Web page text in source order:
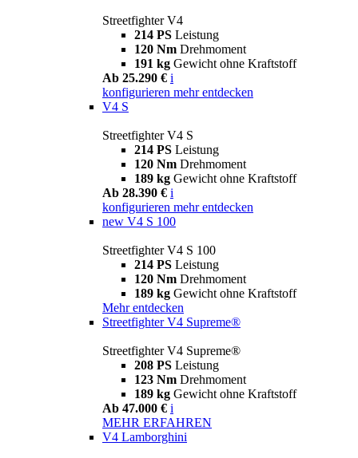
Streetfighter V4
214 PS Leistung
120 Nm Drehmoment
191 kg Gewicht ohne Kraftstoff
Ab 25.290 € i
konfigurieren mehr entdecken
V4 S
Streetfighter V4 S
214 PS Leistung
120 Nm Drehmoment
189 kg Gewicht ohne Kraftstoff
Ab 28.390 € i
konfigurieren mehr entdecken
new V4 S 100
Streetfighter V4 S 100
214 PS Leistung
120 Nm Drehmoment
189 kg Gewicht ohne Kraftstoff
Mehr entdecken
Streetfighter V4 Supreme®
Streetfighter V4 Supreme®
208 PS Leistung
123 Nm Drehmoment
189 kg Gewicht ohne Kraftstoff
Ab 47.000 € i
MEHR ERFAHREN
V4 Lamborghini